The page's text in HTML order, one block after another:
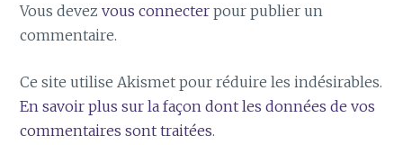
Vous devezvous connecter pour publier un
commentaire.
Ce site utilise Akismet pour réduire les indésirables.
En savoir plus sur la façon dont les données de vos
commentaires sont traitées.